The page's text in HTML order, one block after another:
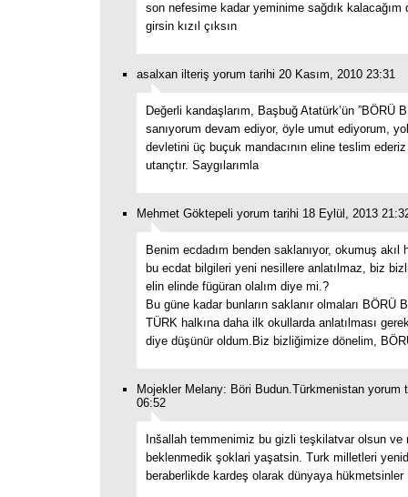
son nefesime kadar yeminime sağdık kalacağım
girsin kızıl çıksın
asalxan ilteriş yorum tarihi 20 Kasım, 2010 23:31
Değerli kandaşlarım, Başbuğ Atatürk’ün ”BÖRÜ
sanıyorum devam ediyor, öyle umut ediyorum,
devletini üç buçuk mandacının eline teslim
utançtır. Saygılarımla
Mehmet Göktepeli yorum tarihi 18 Eylül, 2013
Benim ecdadım benden saklanıyor, okumuş akıl
bu ecdat bilgileri yeni nesillere anlatılmaz, biz
elin elinde fügüran olalım diye mi.?
Bu güne kadar bunların saklanır olmaları BÖRÜ
TÜRK halkına daha ilk okullarda anlatılması
diye düşünür oldum.Biz bizliğimize dönelim,
Mojekler Melany: Böri Budun.Türkmenistan yorum
06:52
Inšallah temmenimiz bu gizli teşkilatvar olsun ve
beklenmedik şoklari yaşatsin. Turk milletleri
beraberlikde kardeş olarak dünyaya hükmetsinler